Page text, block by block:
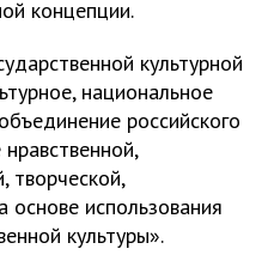
концепции.
культурной
национальное
российского
творческой,
основе использования
культуры».